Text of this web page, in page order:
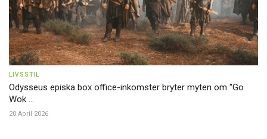
LIVSSTIL
Odysseus episka box office-inkomster bryter myten om "Go
Wok ...
20 April 2026